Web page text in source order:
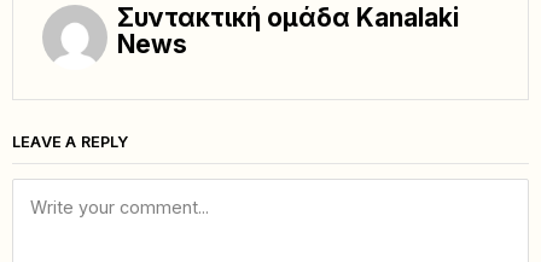
Συντακτική ομάδα Kanalaki
News
LEAVE A REPLY